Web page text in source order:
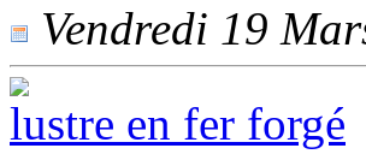
Vendredi 19